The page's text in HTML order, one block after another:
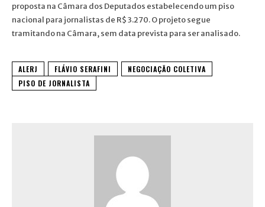
proposta na Câmara dos Deputados estabelecendo um piso
nacional para jornalistas de R$ 3.270. O projeto segue
tramitando na Câmara, sem data prevista para ser analisado.
ALERJ FLÁVIO SERAFINI
NEGOCIAÇÃO COLETIVA
PISO DE JORNALISTA